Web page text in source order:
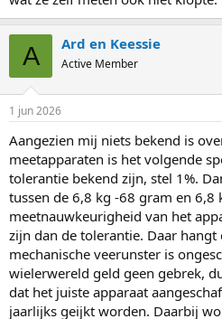
A Ard en Keessie
Active Member
1 jun 2026
Aangezien mij niets bekend is
meetapparaten is het volgende
tolerantie bekend zijn, stel 1%.
tussen de 6,8 kg -68 gram en 6,8
meetnauwkeurigheid van het
zijn dan de tolerantie. Daar hangt
mechanische veerunster is
wielerwereld geld geen gebrek,
dat het juiste apparaat
jaarlijks geijkt worden. Daarbij